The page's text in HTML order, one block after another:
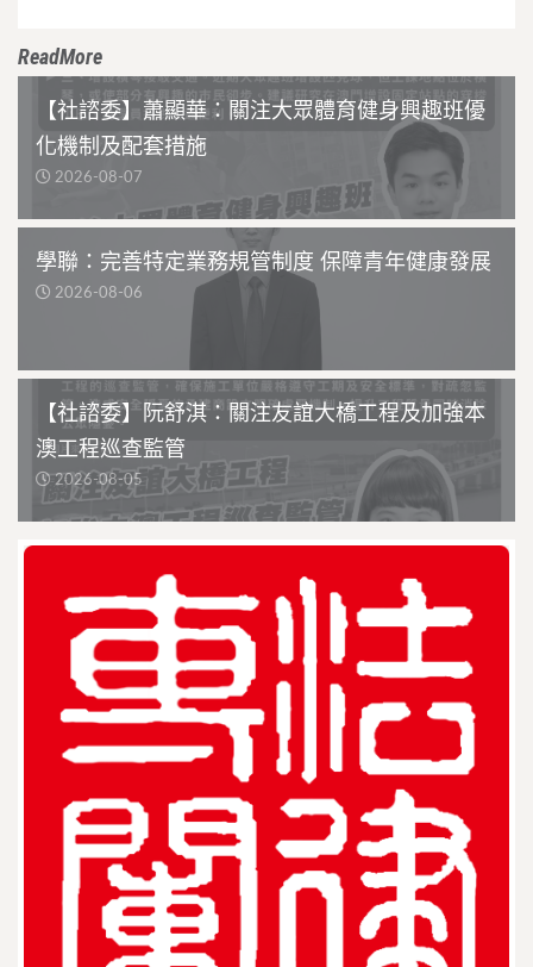
ReadMore
【社諮委】蕭顯華：關注大眾體育健身興趣班優
化機制及配套措施
2026-08-07
學聯：完善特定業務規管制度 保障青年健康發展
2026-08-06
【社諮委】阮舒淇：關注友誼大橋工程及加強本
澳工程巡查監管
2026-08-05